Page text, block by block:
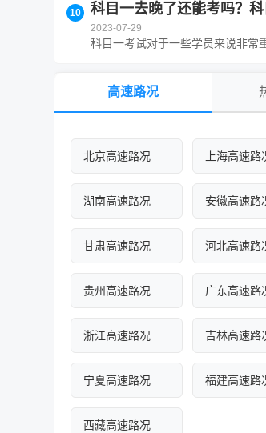
科目一去晚了还能考吗？
2023-07-29
科目一考试对于一些学员来说非常
高速路况
北京高速路况 上海高速路
湖南高速路况 安徽高速路
甘肃高速路况 河北高速路
贵州高速路况 广东高速路
浙江高速路况 吉林高速路
宁夏高速路况 福建高速路
西藏高速路况